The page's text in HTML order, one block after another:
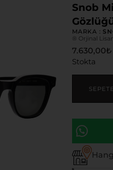
Snob
MARKA :
® Orjinal
7.630,00₺
Stokta